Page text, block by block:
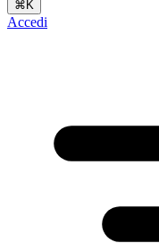
⌘ K
Accedi